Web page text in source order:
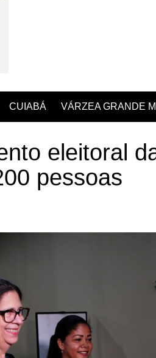
CUIABÁ VÁRZEA GRANDE
eleitoral
pessoas